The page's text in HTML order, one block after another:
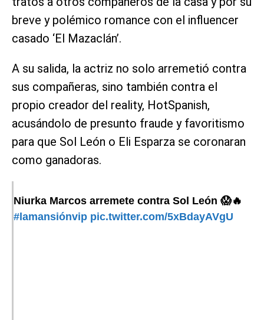
breve y polémico romance con el influencer
casado ‘El Mazaclán’.
A su salida, la actriz no solo arremetió contra
sus compañeras, sino también contra el
propio creador del reality, HotSpanish,
acusándolo de presunto fraude y favoritismo
para que Sol León o Eli Esparza se coronaran
como ganadoras.
Niurka Marcos arremete contra Sol León 😱🔥
#lamansiónvip pic.twitter.com/5xBdayAVgU